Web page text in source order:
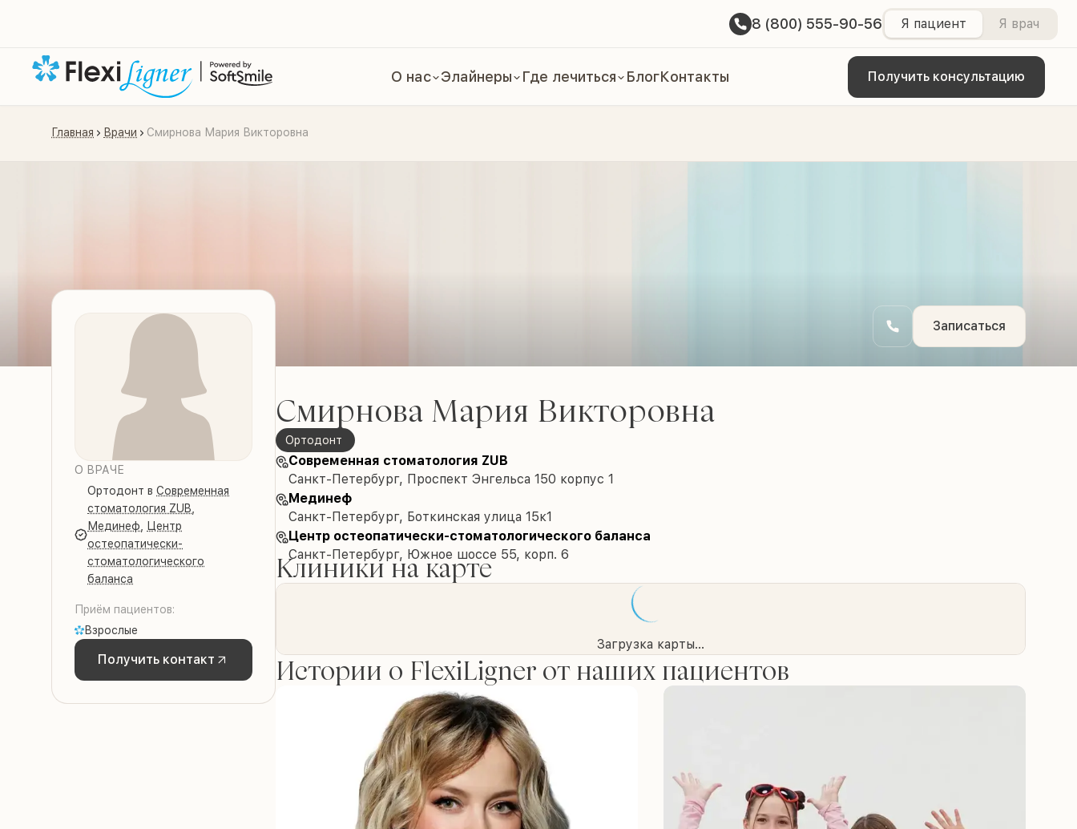
8 (800) 555-90-56 Я пациент Я врач
О нас Элайнеры Где лечиться БлогКонтакты Получить консультацию
Главная Врачи Смирнова Мария Викторовна
Записаться
О ВРАЧЕ
ортодонт в Современная
стоматология ZUB
Мединеф
Центр
остеопатически-
стоматологического
баланса
Приём пациентов:
Взрослые
Получить контакт
Смирнова Мария Викторовна
ортодонт
Современная стоматология ZUB
Санкт-Петербург, Проспект Энгельса 150 корпус 1
Мединеф
Санкт-Петербург, Боткинская улица 15к1
Центр остеопатически-стоматологического баланса
Санкт-Петербург, Южное шоссе 55, корп. 6
Клиники на карте
Загрузка карты...
Истории о FlexiLigner от наших пациентов